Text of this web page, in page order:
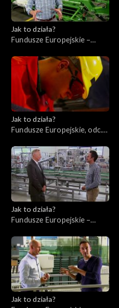
Jak to działa?
Fundusze Europejskie –
międzynarodowa
Jak to działa?
Fundusze Europejskie, odc.
Jak to działa?
Fundusze Europejskie –
Jak to działa?